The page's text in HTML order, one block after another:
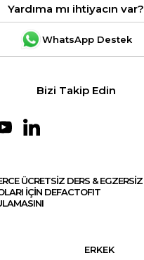
Yardıma mı ihtiyacın var?
WhatsApp Destek
Bizi Takip Edin
ÜCRETSİZ DERS & EGZERSİZ
İÇİN DEFACTOFIT
ERKEK